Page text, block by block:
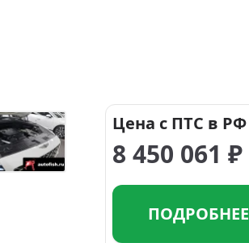
Цена с ПТС в РФ
8 450 061 ₽
ПОДРОБНЕЕ